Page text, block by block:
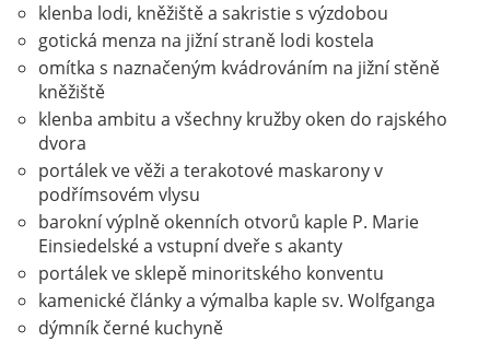
klenba lodi, kněžiště a sakristie s výzdobou
gotická menza na jižní straně lodi kostela
omítka s naznačeným kvádrováním na jižní stěně
kněžiště
klenba ambitu a všechny kružby oken do rajského
dvora
portálek ve věži a terakotové maskarony v
podřímsovém vlysu
barokní výplně okenních otvorů kaple P. Marie
Einsiedelské a vstupní dveře s akanty
portálek ve sklepě minoritského konventu
kamenické články a výmalba kaple sv. Wolfganga
dýmník černé kuchyně